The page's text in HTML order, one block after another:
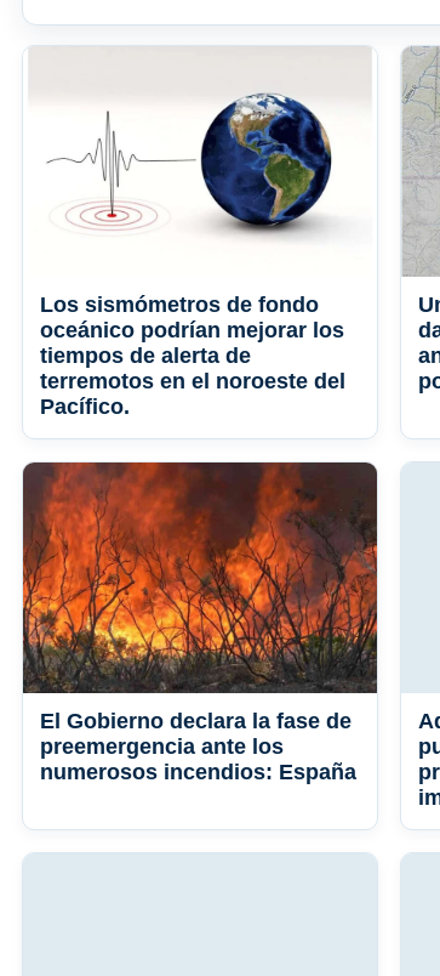
Los sismómetros de fondo
oceánico podrían mejorar los
tiempos de alerta de
terremotos en el noroeste del
Pacífico.
El Gobierno declara la fase de
preemergencia ante los
numerosos incendios: España